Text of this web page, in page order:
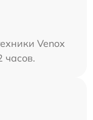
Venox
часов.